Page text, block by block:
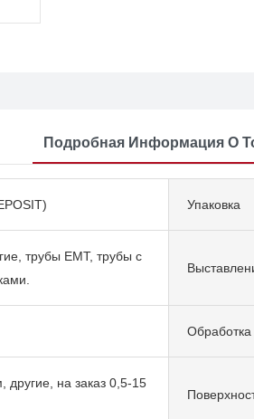
Подробная Информация О
Упаковка
трубы EMT, трубы с
Обработка
на заказ 0,5-15